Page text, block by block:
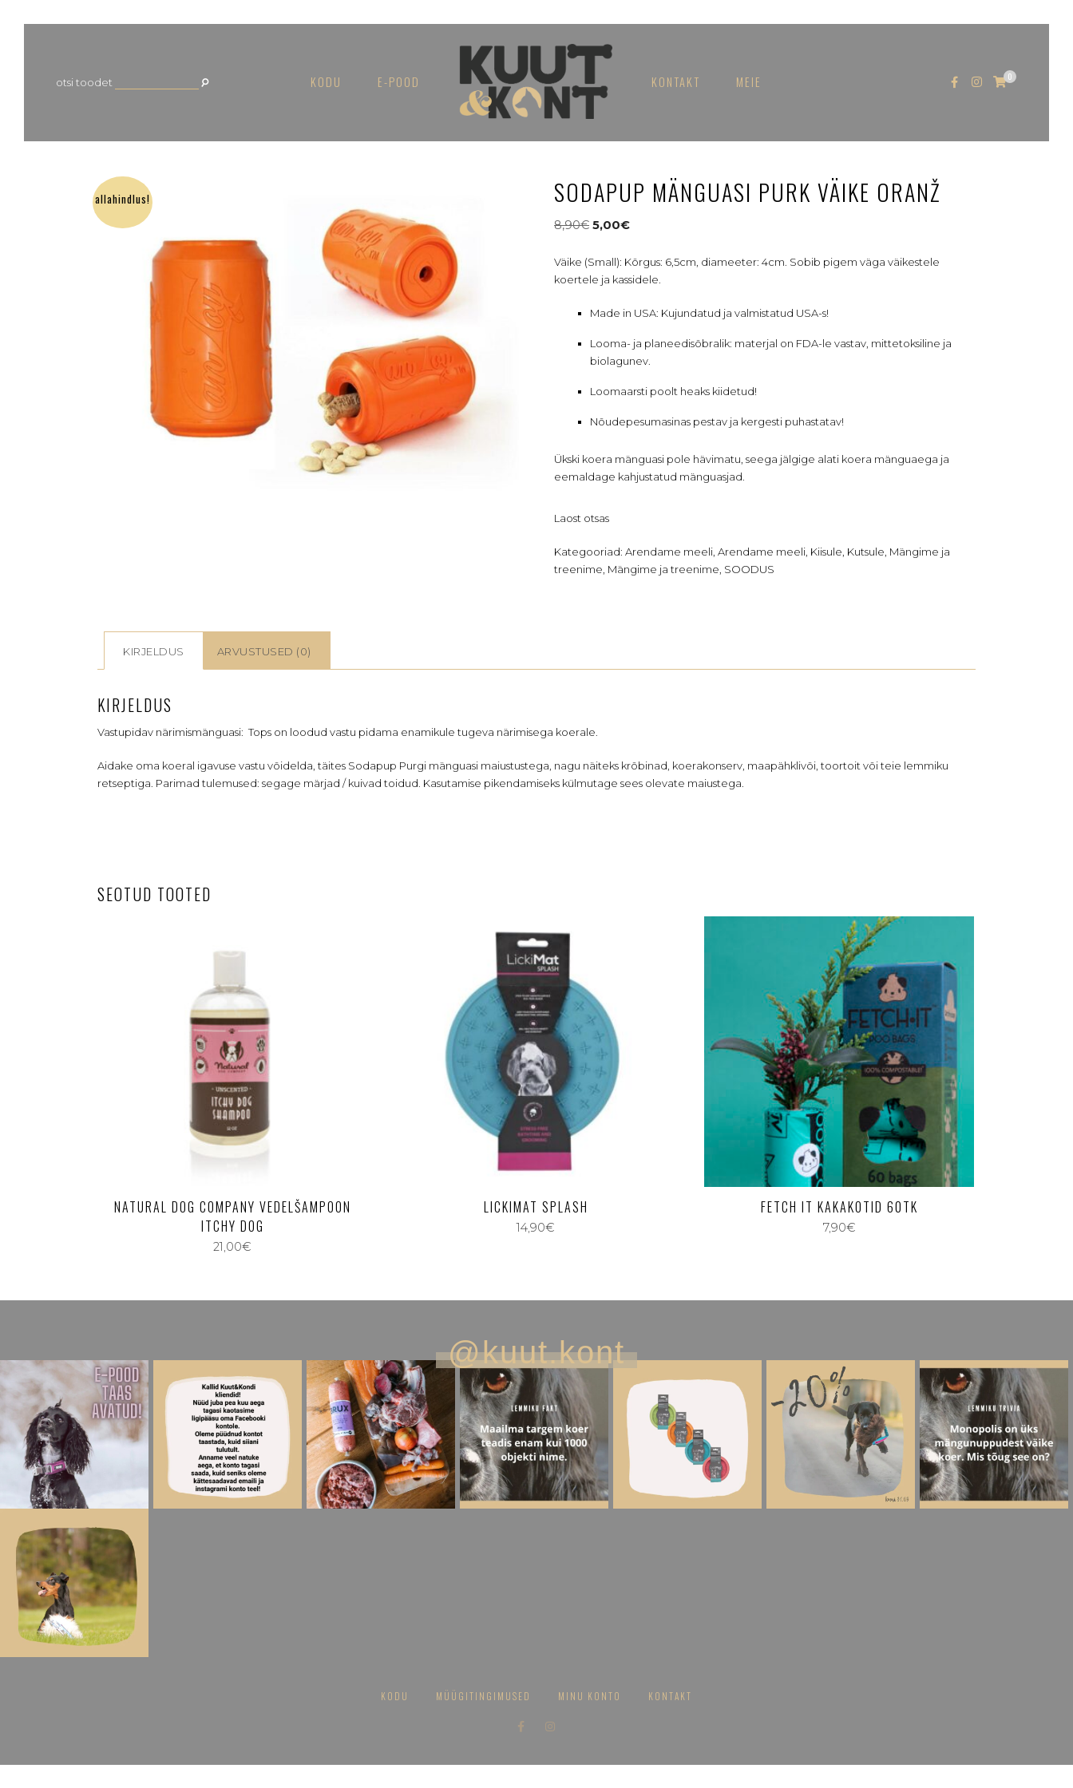
otsi toodet KODU E-POOD KONTAKT MEIE 0
allahindlus! SODAPUP MÄNGUASI PURK VÄIKE ORANŽ
8,90€ 5,00€
Väike (Small): Kõrgus: 6,5cm, diameeter: 4cm. Sobib pigem väga väikestele
koertele ja kassidele.
Made in USA: Kujundatud ja valmistatud USA-s!
Looma- ja planeedisõbralik: materjal on FDA-le vastav, mittetoksiline ja
biolagunev.
Loomaarsti poolt heaks kiidetud!
Nõudepesumasinas pestav ja kergesti puhastatav!
Ükski koera mänguasi pole hävimatu, seega jälgige alati koera mänguaega ja
eemaldage kahjustatud mänguasjad.
Laost otsas
Kategooriad: Arendame meeli, Arendame meeli, Kiisule, Kutsule, Mängime ja
treenime, Mängime ja treenime, SOODUS
KIRJELDUS ARVUSTUSED (0)
KIRJELDUS
Vastupidav närimismänguasi: Tops on loodud vastu pidama enamikule tugeva närimisega koerale.
Aidake oma koeral igavuse vastu võidelda, täites Sodapup Purgi mänguasi maiustustega, nagu näiteks krõbinad, koerakonserv, maapähklivõi, toortoit või teie lemmiku
retseptiga. Parimad tulemused: segage märjad / kuivad toidud. Kasutamise pikendamiseks külmutage sees olevate maiustega.
SEOTUD TOOTED
NATURAL DOG COMPANY VEDELŠAMPOON
ITCHY DOG
21,00€
LICKIMAT SPLASH
14,90€
FETCH IT KAKAKOTID 60TK
7,90€
@kuut.kont
KODU MÜÜGITINGIMUSED MINU KONTO KONTAKT